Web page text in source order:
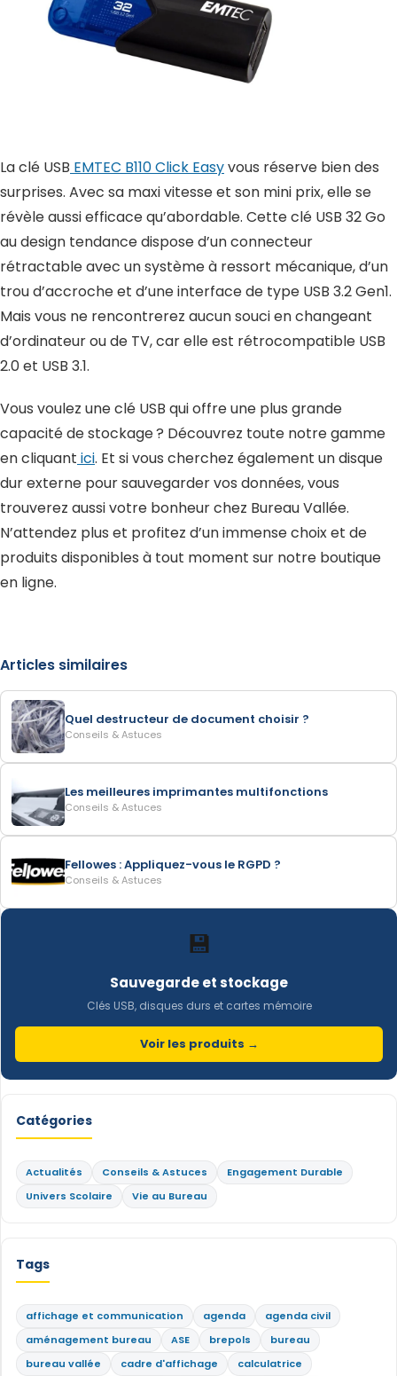
La clé USB EMTEC B110 Click Easyvous réserve bien des
surprises. Avec sa maxi vitesse et son mini prix, elle se
révèle aussi efficace qu’abordable. Cette clé USB 32 Go
au design tendance dispose d’un connecteur
rétractable avec un système à ressort mécanique, d’un
trou d’accroche et d’une interface de type USB 3.2 Gen1.
Mais vous ne rencontrerez aucun souci en changeant
d’ordinateur ou de TV, car elle est rétrocompatible USB
2.0 et USB 3.1.
Vous voulez une clé USB qui offre une plus grande
capacité de stockage ? Découvrez toute notre gamme
en cliquant ici. Et si vous cherchez également un disque
dur externe pour sauvegarder vos données, vous
trouverez aussi votre bonheur chez Bureau Vallée.
N’attendez plus et profitez d’un immense choix et de
produits disponibles à tout moment sur notre boutique
en ligne.
Articles similaires
Quel destructeur de document choisir ?
Conseils & Astuces
Les meilleures imprimantes multifonctions
Conseils & Astuces
Fellowes : Appliquez-vous le RGPD ?
Conseils & Astuces
💾
Sauvegarde et stockage
Clés USB, disques durs et cartes mémoire
Voir les produits →
Catégories
Actualités Conseils & Astuces
Engagement Durable
Univers Scolaire
Vie au Bureau
Tags
affichage et communication agenda
agenda civil
aménagement bureau
ASE brepols
bureau
bureau vallée
cadre d'affichage
calculatrice